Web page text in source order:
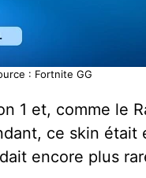
: Fortnite GG
1 et, comme le
ce skin était
encore plus